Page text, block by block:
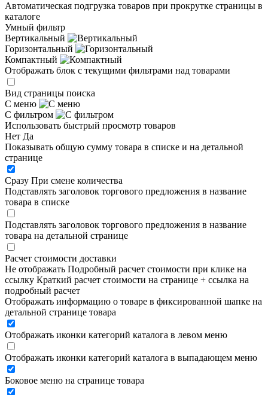
Автоматическая подгрузка товаров при прокрутке страницы в
каталоге
Умный фильтр
Вертикальный
Горизонтальный
Компактный
Отображать блок с текущими фильтрами над товарами
Вид страницы поиска
С меню
С фильтром
Использовать быстрый просмотр товаров
Нет Да
Показывать общую сумму товара в списке и на детальной
странице
Сразу При смене количества
Подставлять заголовок торгового предложения в название
товара в списке
Подставлять заголовок торгового предложения в название
товара на детальной странице
Расчет стоимости доставки
Не отображать Подробный расчет стоимости при клике на
ссылку Краткий расчет стоимости на странице + ссылка на
подробный расчет
Отображать информацию о товаре в фиксированной шапке на
детальной странице товара
Отображать иконки категорий каталога в левом меню
Отображать иконки категорий каталога в выпадающем меню
Боковое меню на странице товара